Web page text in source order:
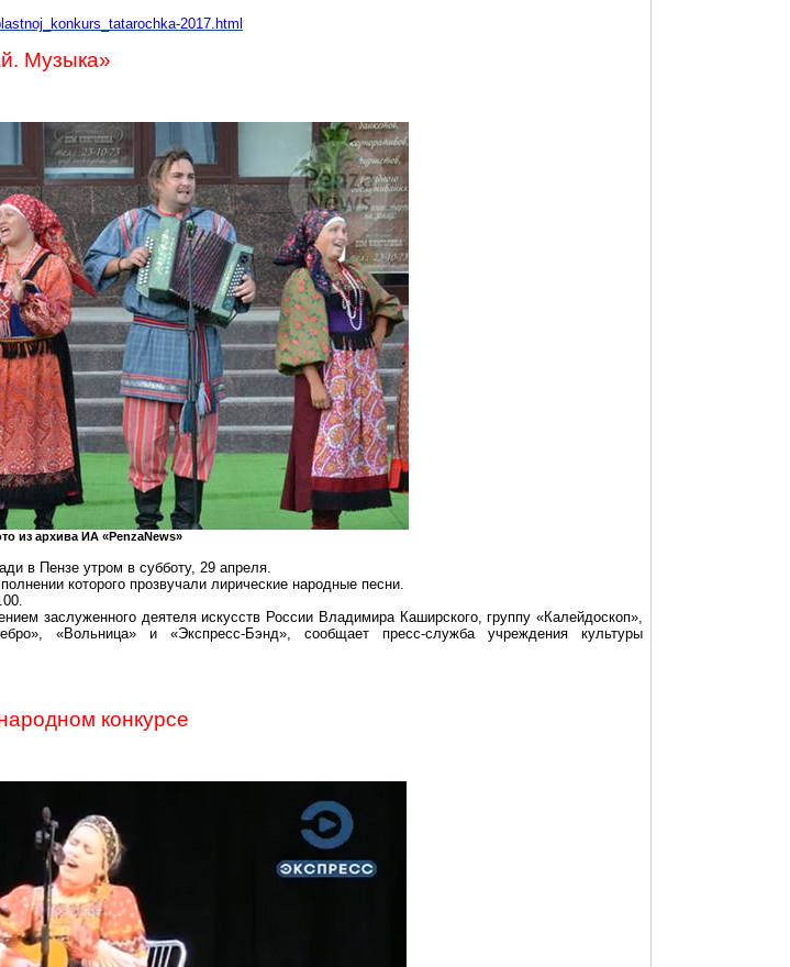
2017.html
Музыка»
из архива ИА «PenzaNews»
в Пензе утром в субботу, 29 апреля.
которого прозвучали лирические народные песни.
заслуженного деятеля искусств России Владимира Каширского, группу «Калейдоскоп»,
«Вольница» и «Экспресс-Бэнд», сообщает пресс-служба учреждения культуры
конкурсе